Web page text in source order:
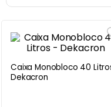
Caixa Monobloco 40
Dekacron
5º Fogão Industrial
7º Cervejeira